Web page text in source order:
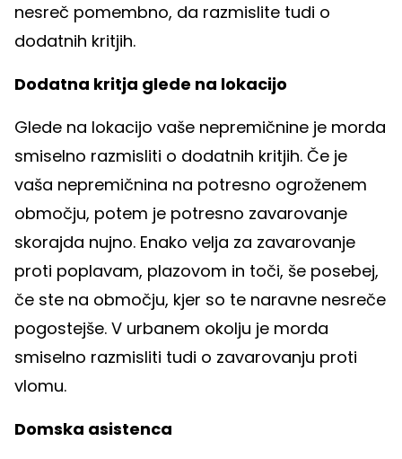
nesreč pomembno, da razmislite tudi o
dodatnih kritjih.
Dodatna kritja glede na lokacijo
Glede na lokacijo vaše nepremičnine je morda
smiselno razmisliti o dodatnih kritjih. Če je
vaša nepremičnina na potresno ogroženem
območju, potem je potresno zavarovanje
skorajda nujno. Enako velja za zavarovanje
proti poplavam, plazovom in toči, še posebej,
če ste na območju, kjer so te naravne nesreče
pogostejše. V urbanem okolju je morda
smiselno razmisliti tudi o zavarovanju proti
vlomu.
Domska asistenca